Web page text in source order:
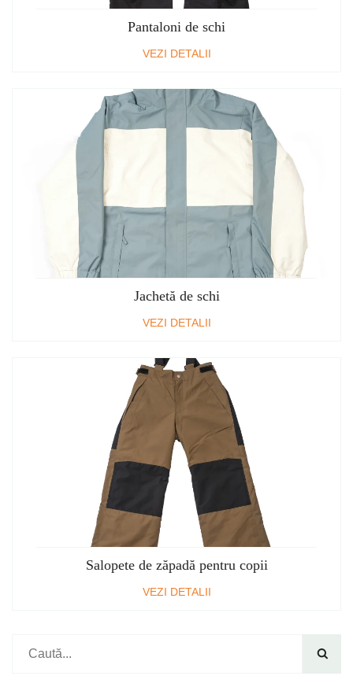
Pantaloni de schi
VEZI DETALII
Jachetă de schi
VEZI DETALII
Salopete de zăpadă pentru copii
VEZI DETALII
